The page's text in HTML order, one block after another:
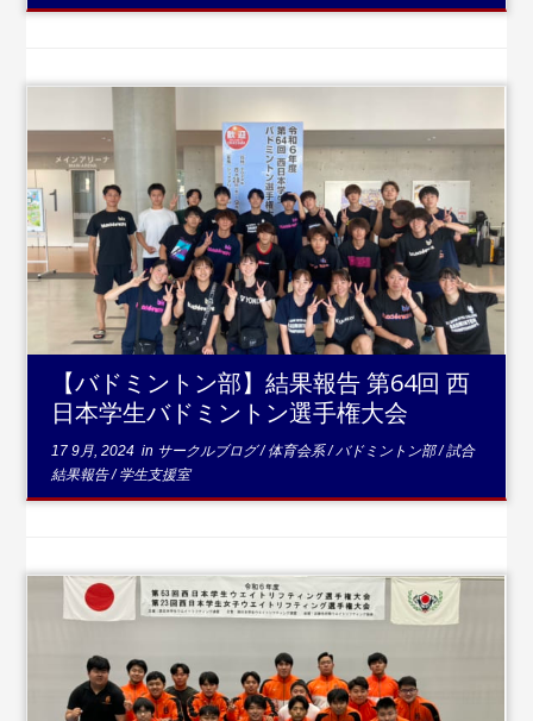
...続きを読む
【バドミントン部】結果報告 第64回 西
日本学生バドミントン選手権大会
17 9月, 2024 in サークルブログ/体育会系/バドミントン部/試合
結果報告/学生支援室